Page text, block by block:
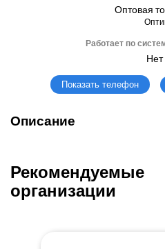
Оптовая
Работает по
Нет
Показать телефон
Описание
Рекомендуемые
организации